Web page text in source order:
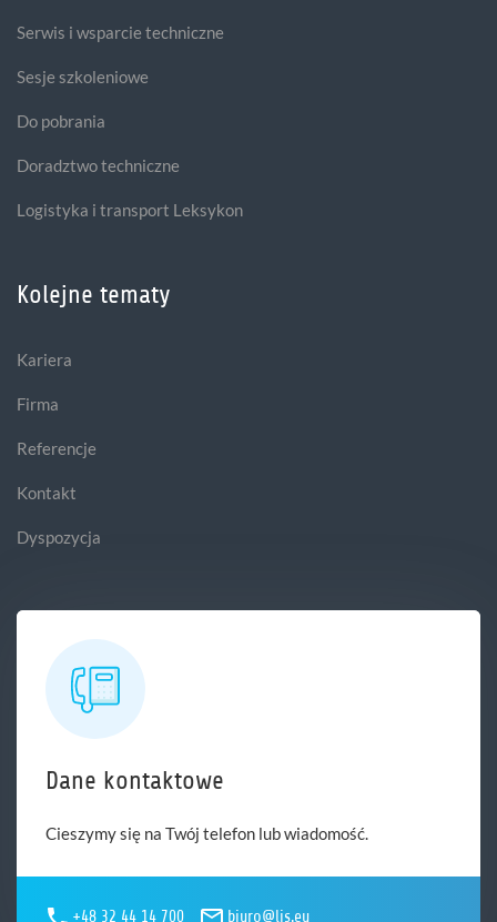
Serwis i wsparcie techniczne
Sesje szkoleniowe
Do pobrania
Doradztwo techniczne
Logistyka i transport Leksykon
Kolejne tematy
Kariera
Firma
Referencje
Kontakt
Dyspozycja
Dane kontaktowe
Cieszymy się na Twój telefon lub wiadomość.
+48 32 44 14 700 biuro@lis.eu